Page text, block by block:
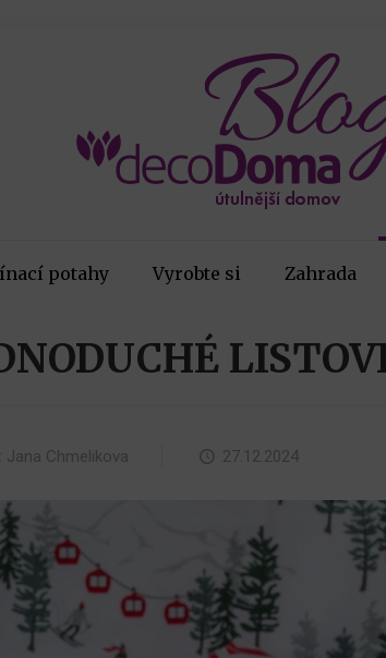
potahy Vyrobte si Zahrada
Jana Chmelikova 27.12.2024